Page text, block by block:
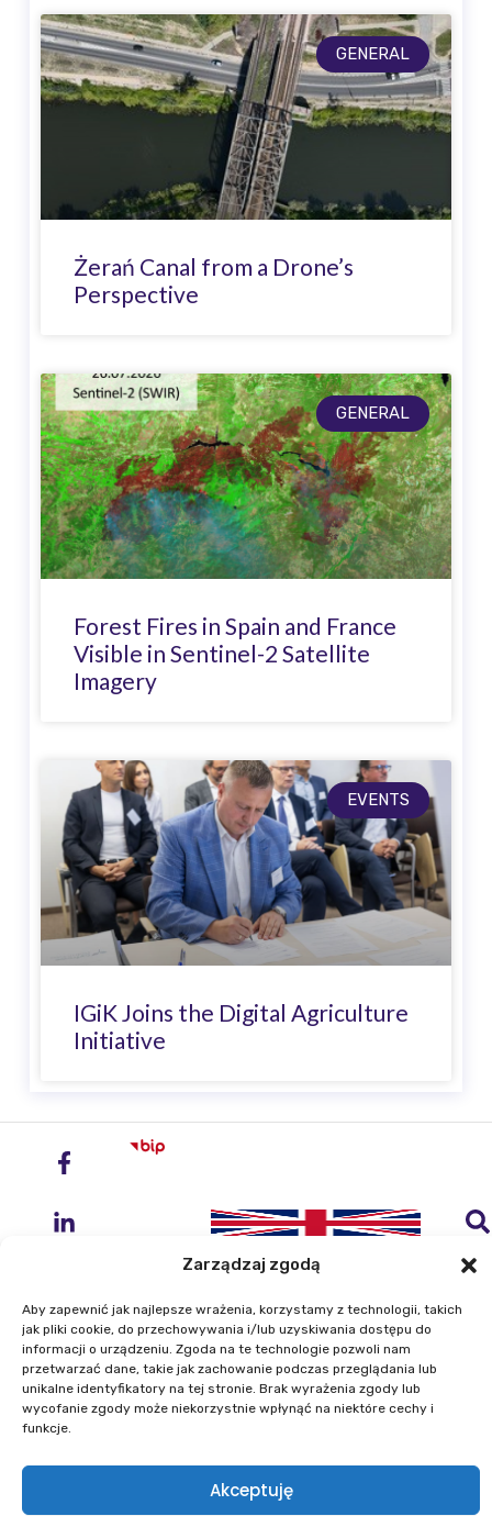
Zarządzaj zgodą
Aby zapewnić jak najlepsze wrażenia, korzystamy z technologii, takich
jak pliki cookie, do przechowywania i/lub uzyskiwania dostępu do
informacji o urządzeniu. Zgoda na te technologie pozwoli nam
przetwarzać dane, takie jak zachowanie podczas przeglądania lub
unikalne identyfikatory na tej stronie. Brak wyrażenia zgody lub
wycofanie zgody może niekorzystnie wpłynąć na niektóre cechy i
funkcje.
Akceptuję
GENERAL
Żerań Canal from a Drone’s
Perspective
GENERAL
Forest Fires in Spain and France
Visible in Sentinel-2 Satellite
Imagery
EVENTS
IGiK Joins the Digital Agriculture
Initiative
Institute of Geodesy and Cartography
ul. Zygmunta Modzelewskiego 27
02-679 Warszawa
Phone: +48 22 329 19 00